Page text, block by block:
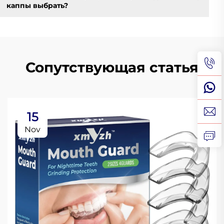
каппы выбрать?
Сопутствующая статья
15
Nov